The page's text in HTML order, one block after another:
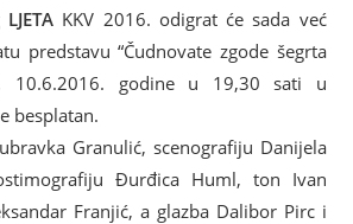
LJETAKKV 2016. odigrat će sada već
predstavu “Čudnovate zgode šegrta
10.6.2016. godine u 19,30 sati u
besplatan.
Granulić, scenografiju Danijela
Đurđica Huml, ton Ivan
Franjić, a glazba Dalibor Pirc i